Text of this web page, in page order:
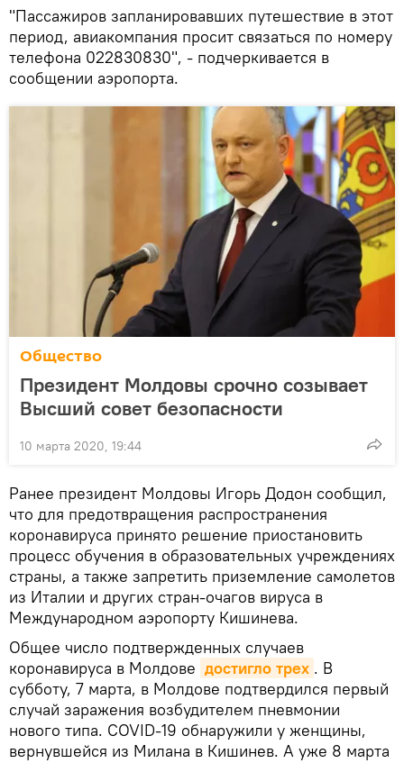
"Пассажиров запланировавших путешествие в этот
период, авиакомпания просит связаться по номеру
телефона 022830830", - подчеркивается в
сообщении аэропорта.
Общество
Президент Молдовы срочно созывает
Высший совет безопасности
10 марта 2020, 19:44
Ранее президент Молдовы Игорь Додон сообщил,
что для предотвращения распространения
коронавируса принято решение приостановить
процесс обучения в образовательных учреждениях
страны, а также запретить приземление самолетов
из Италии и других стран-очагов вируса в
Международном аэропорту Кишинева.
Общее число подтвержденных случаев
коронавируса в Молдове достигло трех . В
субботу, 7 марта, в Молдове подтвердился первый
случай заражения возбудителем пневмонии
нового типа. COVID-19 обнаружили у женщины,
вернувшейся из Милана в Кишинев. А уже 8 марта